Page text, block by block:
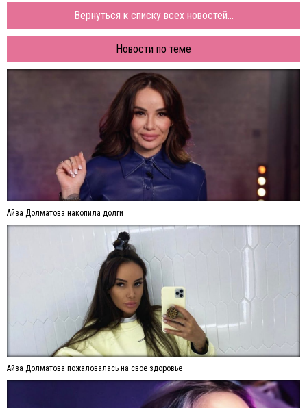
Вернуться к списку всех новостей...
Новости по теме
Айза Долматова накопила долги
Айза Долматова пожаловалась на свое здоровье